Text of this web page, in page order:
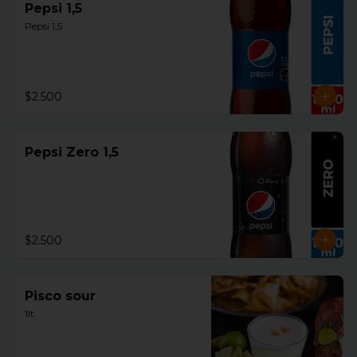
Pepsi 1,5
Pepsi 1,5
$2.500
Pepsi Zero 1,5
$2.500
Pisco sour
1lt.